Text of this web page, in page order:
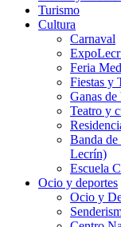
Turismo
Cultura
Carnaval
Feria
Fiestas y
Ganas de
Teatro y
Banda
Lecrín)
Escuela
Ocio y deportes
Ocio y